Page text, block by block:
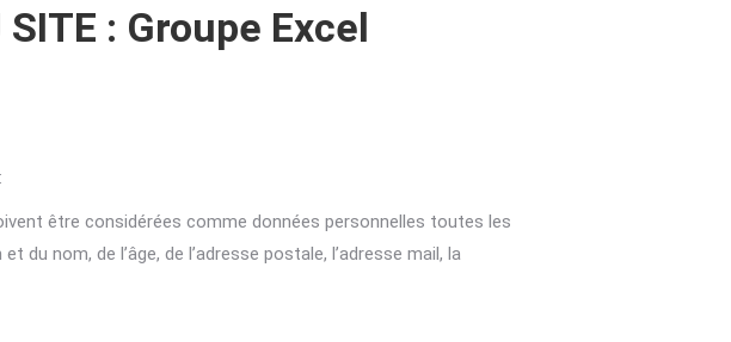
SITE : Groupe Excel
être considérées comme données personnelles toutes les
nom, de l’âge, de l’adresse postale, l’adresse mail, la